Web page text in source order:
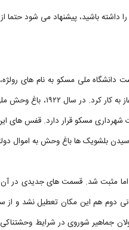
داشته باشید، پیشنهاد می شود حتما
دانشگاه ملی مسکو به نام
شهرداری مسکو قرار دارد. قفس
بلشویک ها باغ وحش به اموال